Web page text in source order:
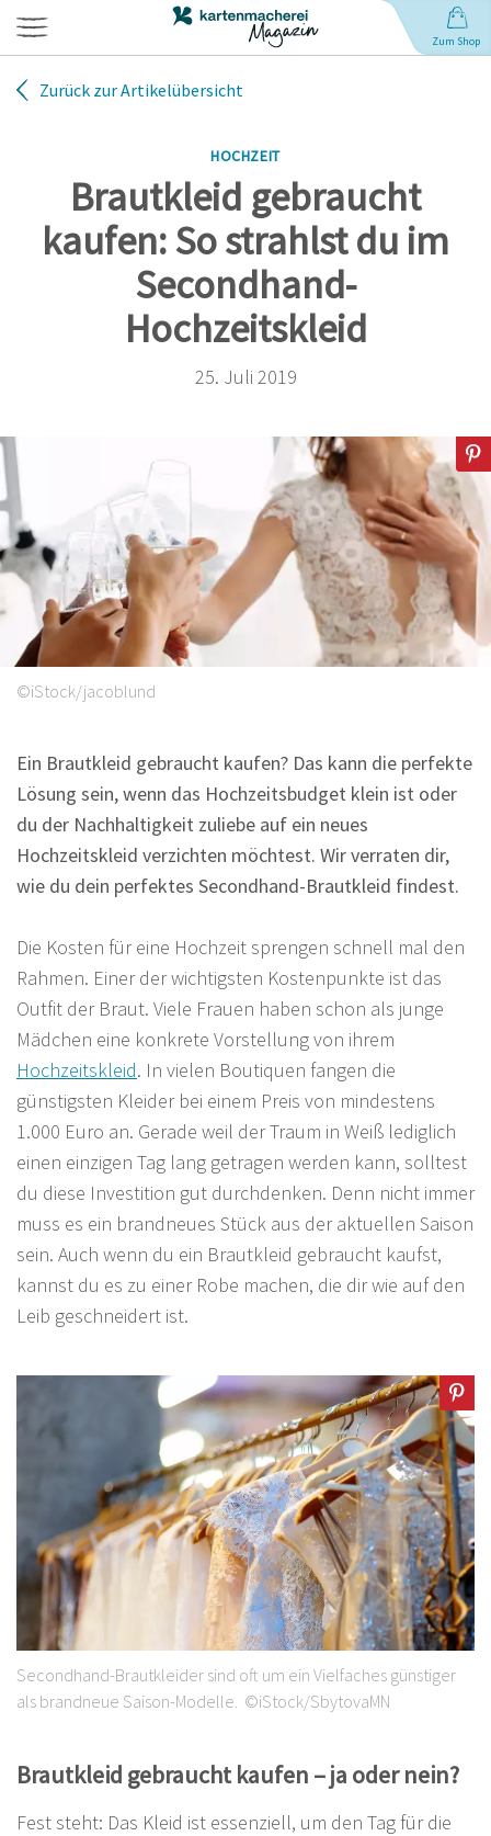
Zum Shop
Babynamen
Zurück zur Artikelübersicht
HOCHZEIT
Brautkleid gebraucht
kaufen: So strahlst du im
Secondhand-
Hochzeitskleid
25. Juli 2019
©iStock/jacoblund
Ein Brautkleid gebraucht kaufen? Das kann die perfekte
Lösung sein, wenn das Hochzeitsbudget klein ist oder
du der Nachhaltigkeit zuliebe auf ein neues
Hochzeitskleid verzichten möchtest. Wir verraten dir,
wie du dein perfektes Secondhand-Brautkleid findest.
Die Kosten für eine Hochzeit sprengen schnell mal den
Rahmen. Einer der wichtigsten Kostenpunkte ist das
Outfit der Braut. Viele Frauen haben schon als junge
Mädchen eine konkrete Vorstellung von ihrem
Hochzeitskleid. In vielen Boutiquen fangen die
günstigsten Kleider bei einem Preis von mindestens
1.000 Euro an. Gerade weil der Traum in Weiß lediglich
einen einzigen Tag lang getragen werden kann, solltest
du diese Investition gut durchdenken. Denn nicht immer
muss es ein brandneues Stück aus der aktuellen Saison
sein. Auch wenn du ein Brautkleid gebraucht kaufst,
kannst du es zu einer Robe machen, die dir wie auf den
Leib geschneidert ist.
Secondhand-Brautkleider sind oft um ein Vielfaches günstiger
als brandneue Saison-Modelle. ©iStock/SbytovaMN
Brautkleid gebraucht kaufen – ja oder nein?
Fest steht: Das Kleid ist essenziell, um den Tag für die